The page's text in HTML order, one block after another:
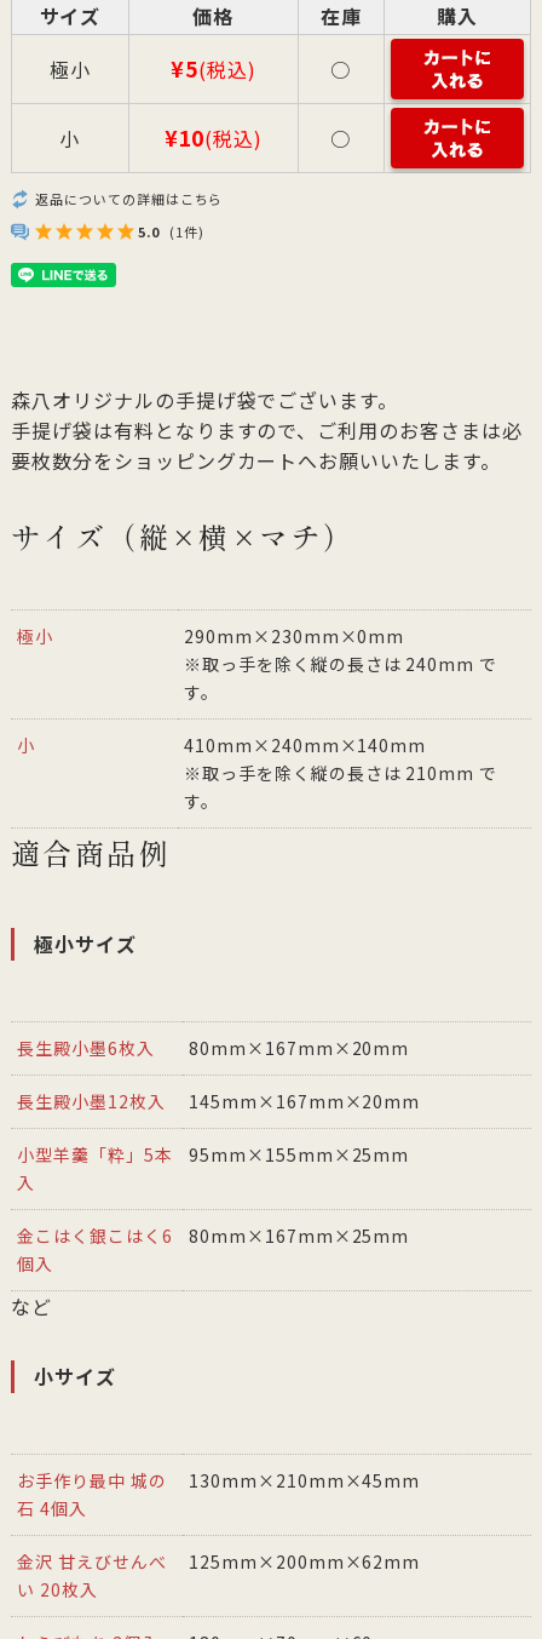
サイズ 価格 在庫
購入
極小
¥5(税込) ○
小 ¥10(税込) ○
返品についての詳細はこちら
5.0 (1件)
森八オリジナルの手提げ袋でございます。
手提げ袋は有料となりますので、ご利用のお客さまは必
要枚数分をショッピングカートへお願いいたします。
サイズ（縦×横×マチ）
極小
290mm×230mm×0mm
※取っ手を除く縦の長さは 240mm で
す。
小
410mm×240mm×140mm
※取っ手を除く縦の長さは 210mm で
す。
適合商品例
極小サイズ
長生殿小墨6枚入 80mm×167mm×20mm
長生殿小墨12枚入 145mm×167mm×20mm
小型羊羹「粋」5本
入
95mm×155mm×25mm
金こはく銀こはく6
個入
80mm×167mm×25mm
など
小サイズ
お手作り最中 城の
石 4個入
130mm×210mm×45mm
金沢 甘えびせんべ
い 20枚入
125mm×200mm×62mm